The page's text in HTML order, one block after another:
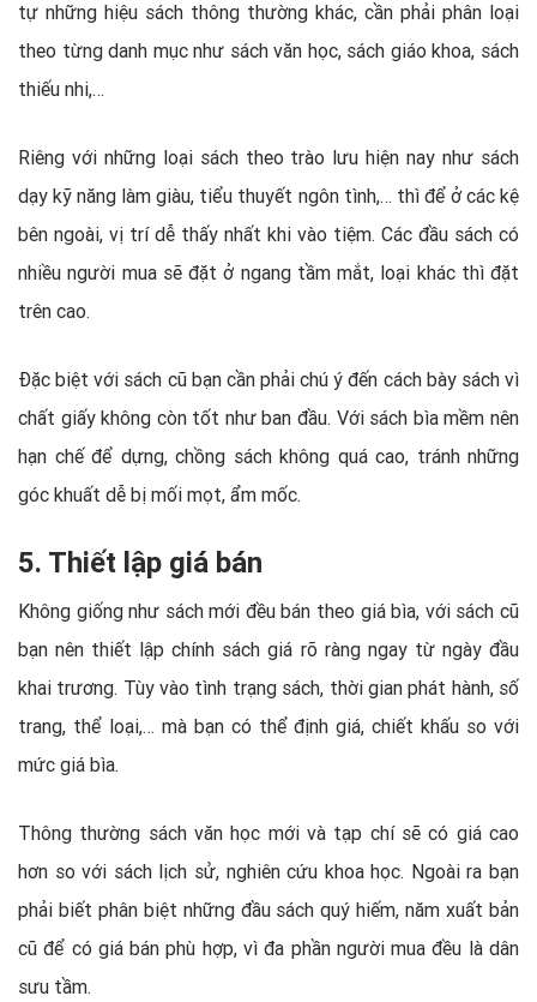
tự những hiệu sách thông thường khác, cần phải phân loại
theo từng danh mục như sách văn học, sách giáo khoa, sách
thiếu nhi,…
Riêng với những loại sách theo trào lưu hiện nay như sách
dạy kỹ năng làm giàu, tiểu thuyết ngôn tình,… thì để ở các kệ
bên ngoài, vị trí dễ thấy nhất khi vào tiệm. Các đầu sách có
nhiều người mua sẽ đặt ở ngang tầm mắt, loại khác thì đặt
trên cao.
Đặc biệt với sách cũ bạn cần phải chú ý đến cách bày sách vì
chất giấy không còn tốt như ban đầu. Với sách bìa mềm nên
hạn chế để dựng, chồng sách không quá cao, tránh những
góc khuất dễ bị mối mọt, ẩm mốc.
5. Thiết lập giá bán
Không giống như sách mới đều bán theo giá bìa, với sách cũ
bạn nên thiết lập chính sách giá rõ ràng ngay từ ngày đầu
khai trương. Tùy vào tình trạng sách, thời gian phát hành, số
trang, thể loại,… mà bạn có thể định giá, chiết khấu so với
mức giá bìa.
Thông thường sách văn học mới và tạp chí sẽ có giá cao
hơn so với sách lịch sử, nghiên cứu khoa học. Ngoài ra bạn
phải biết phân biệt những đầu sách quý hiếm, năm xuất bản
cũ để có giá bán phù hợp, vì đa phần người mua đều là dân
sưu tầm.